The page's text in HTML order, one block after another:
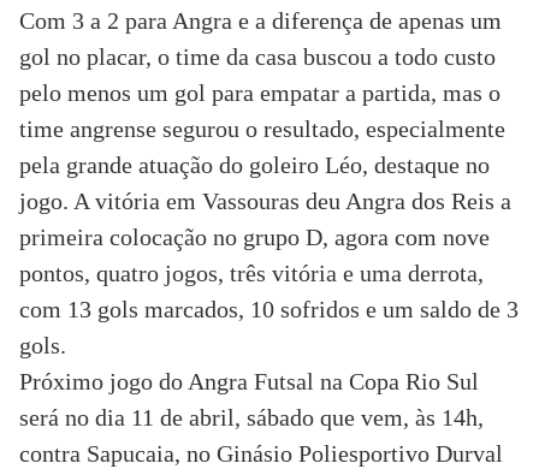
Com 3 a 2 para Angra e a diferença de apenas um
gol no placar, o time da casa buscou a todo custo
pelo menos um gol para empatar a partida, mas o
time angrense segurou o resultado, especialmente
pela grande atuação do goleiro Léo, destaque no
jogo. A vitória em Vassouras deu Angra dos Reis a
primeira colocação no grupo D, agora com nove
pontos, quatro jogos, três vitória e uma derrota,
com 13 gols marcados, 10 sofridos e um saldo de 3
gols.
Próximo jogo do Angra Futsal na Copa Rio Sul
será no dia 11 de abril, sábado que vem, às 14h,
contra Sapucaia, no Ginásio Poliesportivo Durval